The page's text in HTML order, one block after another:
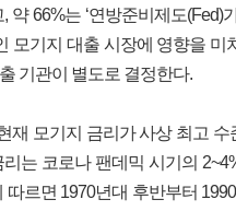
약 66%는 ‘연방준비제도
모기지 대출 시장에 영향을
기관이 별도로 결정한다.
재 모기지 금리가 사상 최고
는 코로나 팬데믹 시기의
르면 1970년대 후반부터